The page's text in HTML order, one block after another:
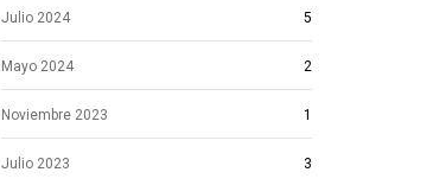
Julio 2024 5
Mayo 2024 2
Noviembre 2023 1
Julio 2023 3